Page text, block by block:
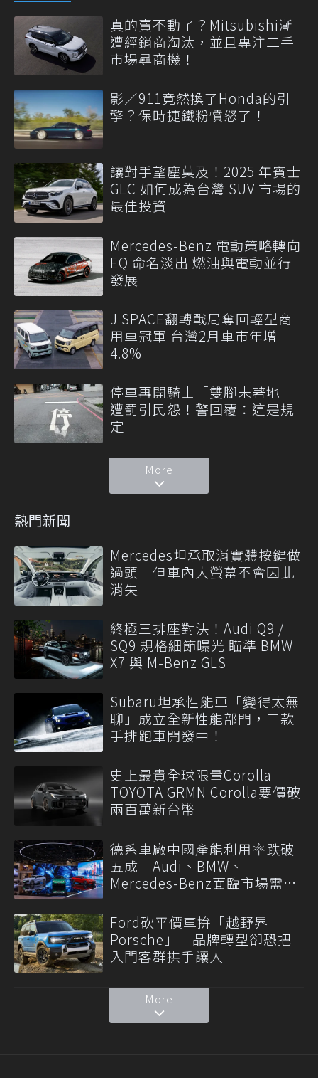
真的賣不動了？Mitsubishi漸
遭經銷商淘汰，並且專注二手
市場尋商機！
影／911竟然換了Honda的引
擎？保時捷鐵粉憤怒了！
讓對手望塵莫及！2025 年賓士
GLC 如何成為台灣 SUV 市場的
最佳投資
Mercedes-Benz 電動策略轉向
EQ 命名淡出 燃油與電動並行
發展
J SPACE翻轉戰局奪回輕型商
用車冠軍 台灣2月車市年增
4.8%
停車再開騎士「雙腳未著地」
遭罰引民怨！警回覆：這是規
定
More
熱門新聞
Mercedes坦承取消實體按鍵做
過頭 但車內大螢幕不會因此
消失
終極三排座對決！Audi Q9 /
SQ9 規格細節曝光 瞄準 BMW
X7 與 M-Benz GLS
Subaru坦承性能車「變得太無
聊」成立全新性能部門，三款
手排跑車開發中！
史上最貴全球限量Corolla
TOYOTA GRMN Corolla要價破
兩百萬新台幣
德系車廠中國產能利用率跌破
五成 Audi、BMW、
Mercedes-Benz面臨市場需求
Ford砍平價車拚「越野界
Porsche」 品牌轉型卻恐把
入門客群拱手讓人
More